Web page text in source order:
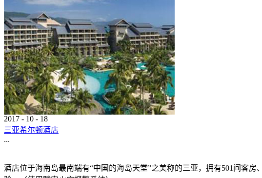
2017 - 10 - 18
三亚希尔顿酒店
...
酒店位于海南岛最南端有“中国的海岛天堂”之美称的三亚，拥有501间客